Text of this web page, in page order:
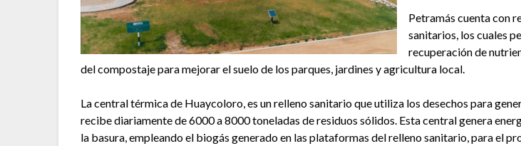
Petramás cuenta con
sanitarios, los cuales
recuperación de
del compostaje para mejorar el suelo de los parques, jardines y agricultura local.
La central térmica de Huaycoloro, es un relleno sanitario que utiliza los desechos para
recibe diariamente de 6000 a 8000 toneladas de residuos sólidos. Esta central genera
la basura, empleando el biogás generado en las plataformas del relleno sanitario, para el